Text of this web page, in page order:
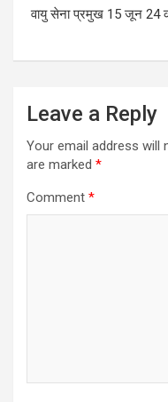
वायु सेना प्रमुख 15 जून 24
Leave a Reply
Your email address will
are marked *
Comment *